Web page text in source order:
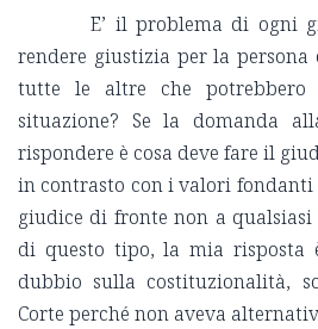
E’ il problema di ogni
rendere giustizia per la
tutte le altre che potrebbero
situazione? Se la domanda
rispondere è cosa deve fare il
in contrasto con i valori
giudice di fronte non a qualsiasi
di questo tipo, la mia risposta
dubbio sulla costituzionalità,
Corte perché non aveva